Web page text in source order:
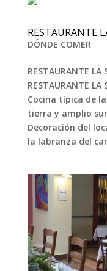
RESTAURANTE
DÓNDE COMER
RESTAURANTE LA
RESTAURANTE
Cocina típica de
tierra y amplio
Decoración del
la labranza del